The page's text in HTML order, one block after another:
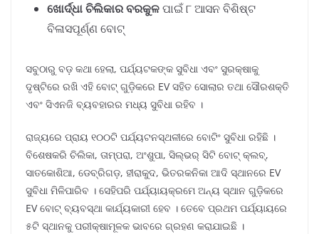
ଖୋର୍ଦ୍ଧା ଚିଲିକାର ବରକୁଳପାଇଁ ୮ ଆସନ ବିଶିଷ୍ଟ
ବିଳାସପୂର୍ଣ୍ଣ ବୋଟ୍
ସବୁଠାରୁ ବଡ଼ କଥା ହେଲା, ପର୍ଯ୍ୟଟକଙ୍କ ସୁବିଧା ଏବଂ ସୁରକ୍ଷାକୁ
ଦୃଷ୍ଟିରେ ରଖି ଏହି ବୋଟ୍ ଗୁଡ଼ିକରେ EV ସହିତ ସୋଲାର ତଥା ସୌରଶକ୍ତି
ଏବଂ ସିଏନଜି ବ୍ୟବହାରର ମଧ୍ୟ ସୁବିଧା ରହିବ ।
ରାଜ୍ୟରେ ପ୍ରାୟ ୧୦୦ଟି ପର୍ଯ୍ୟଟନସ୍ଥଳୀରେ ବୋଟିଂ ସୁବିଧା ରହିଛି ।
ବିଶେଷକରି ଚିଲିକା, ତାମ୍ପରା, ଅଂଶୁପା, ସିଲ୍ଭର୍ ସିଟି ବୋଟ୍ କ୍ଲବ୍,
ସାତକୋଶିଆ, ଡେବ୍ରିଗଡ଼, ହୀରାକୁଦ, ଭିତରକନିକା ଆଦି ସ୍ଥାନରେ EV
ସୁବିଧା ମିଳିପାରିବ । ସେହିପରି ପର୍ଯ୍ୟାୟକ୍ରମେ ଅନ୍ୟ ସ୍ଥାନ ଗୁଡ଼ିକରେ
EV ବୋଟ୍ ବ୍ୟବସ୍ଥା କାର୍ଯ୍ୟକାରୀ ହେବ । ତେବେ ପ୍ରଥମ ପର୍ଯ୍ୟାୟରେ
୫ଟି ସ୍ଥାନକୁ ପରୀକ୍ଷାମୂଳକ ଭାବରେ ଗ୍ରହଣ କରାଯାଇଛି ।